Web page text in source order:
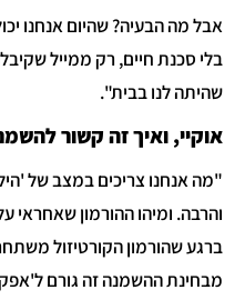
אבל מה הבעיה? שהיום אנחנו
בלי סכנת חיים, רק ממייל
שהיתה לנו בבית".
אוקיי, ואיך זה קשור
"מה אנחנו צריכים במצב של
והרבה. ומיהו ההורמון שאחראי
ברגע שהורמון הקורטיזול
מבחינת ההשמנה זה גורם